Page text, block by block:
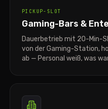
PICKUP-SLOT
Gaming-Bars &
Dauerbetrieb mit 20-Min-
von der Gaming-Station,
ab — Personal weiß, was